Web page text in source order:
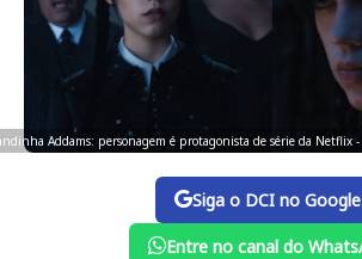
Addams: personagem é protagonista de série da Netflix
Siga o DCI no Google
Entre no canal do